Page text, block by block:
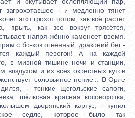
загрохотавшее - и медленно тянет
этот грохот потом, как всё растёт
прыть, как всё вокруг трясётся,
напря-жённо каменеет время,
с бо-ков огненный, драконий бег -
каждый перегон! А на каждой
в мирной тишине ночи и станции,
воздухом и из всех окрестных кутов
соловьиное пение... В Орле
- тонкие щегольские сапоги,
шёлковая красная косоворотка,
дворянский картуз, - купил
седло, которое было так